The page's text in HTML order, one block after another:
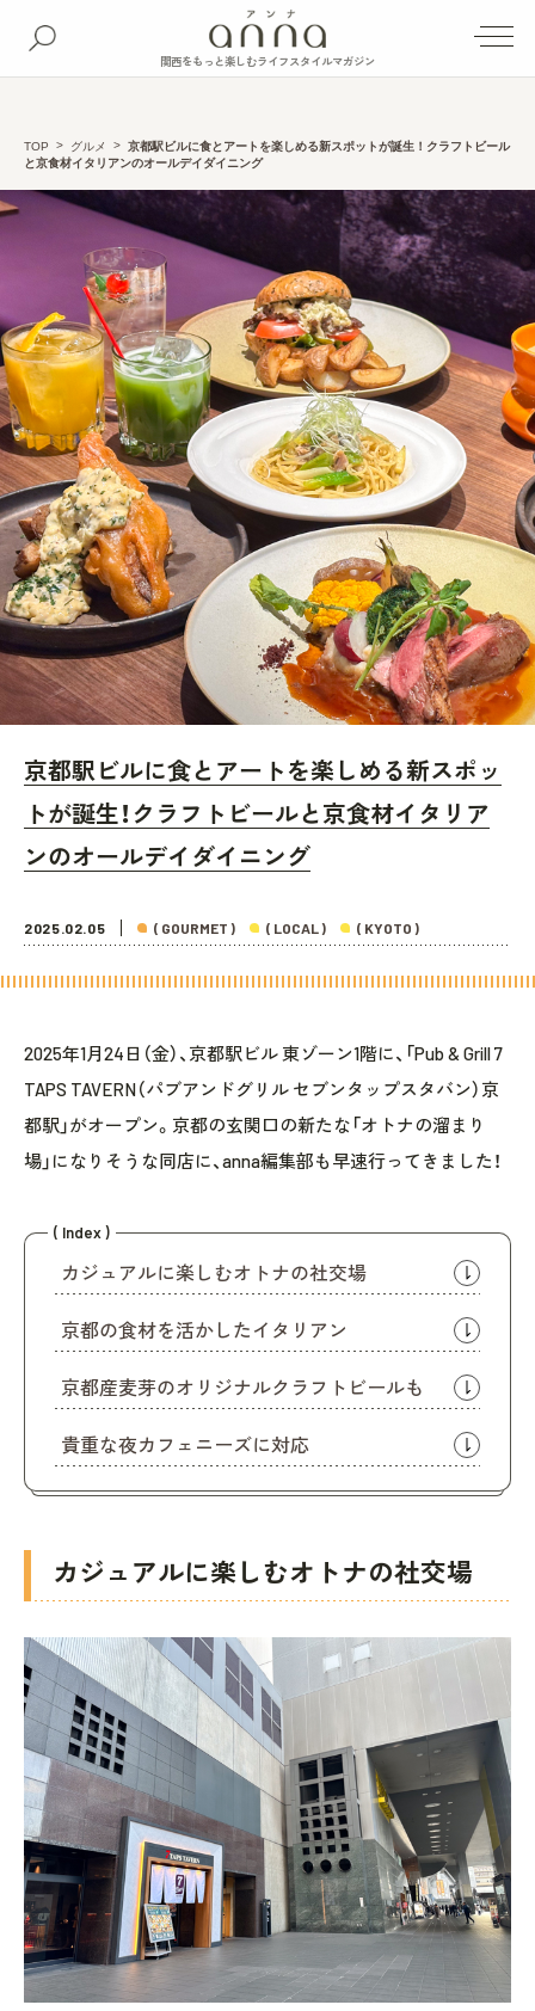
関西をもっと楽しむライフスタイルマガジン
TOP グルメ
京都駅ビルに食とアートを楽しめる新スポットが誕生！クラフトビール
と京食材イタリアンのオールデイダイニング
京都駅ビルに食とアートを楽しめる新スポッ
トが誕生！クラフトビールと京食材イタリア
ンのオールデイダイニング
2025.02.05 ( GOURMET ) ( LOCAL ) ( KYOTO )
2025年1月24日（金）、京都駅ビル 東ゾーン1階に、「Pub & Grill 7
TAPS TAVERN（パブアンドグリル セブンタップスタバン）京
都駅」がオープン。京都の玄関口の新たな「オトナの溜まり
場」になりそうな同店に、anna編集部も早速行ってきました！
( Index )
カジュアルに楽しむオトナの社交場
京都の食材を活かしたイタリアン
京都産麦芽のオリジナルクラフトビールも
貴重な夜カフェニーズに対応
カジュアルに楽しむオトナの社交場